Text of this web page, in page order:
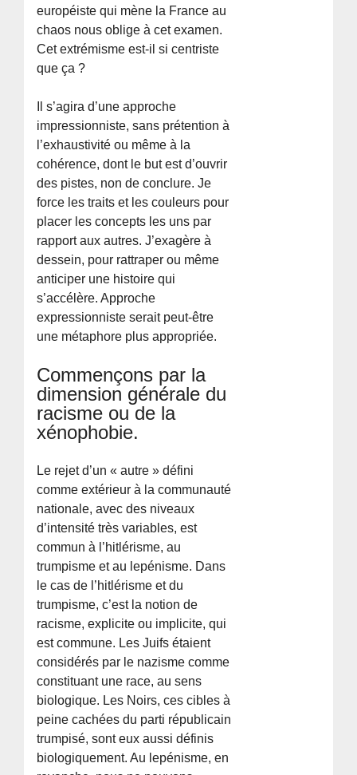
européiste qui mène la France au
chaos nous oblige à cet examen.
Cet extrémisme est-il si centriste
que ça ?
Il s’agira d’une approche
impressionniste, sans prétention à
l’exhaustivité ou même à la
cohérence, dont le but est d’ouvrir
des pistes, non de conclure. Je
force les traits et les couleurs pour
placer les concepts les uns par
rapport aux autres. J’exagère à
dessein, pour rattraper ou même
anticiper une histoire qui
s’accélère. Approche
expressionniste serait peut-être
une métaphore plus appropriée.
Commençons par la
dimension générale du
racisme ou de la
xénophobie.
Le rejet d’un « autre » défini
comme extérieur à la communauté
nationale, avec des niveaux
d’intensité très variables, est
commun à l’hitlérisme, au
trumpisme et au lepénisme. Dans
le cas de l’hitlérisme et du
trumpisme, c’est la notion de
racisme, explicite ou implicite, qui
est commune. Les Juifs étaient
considérés par le nazisme comme
constituant une race, au sens
biologique. Les Noirs, ces cibles à
peine cachées du parti républicain
trumpisé, sont eux aussi définis
biologiquement. Au lepénisme, en